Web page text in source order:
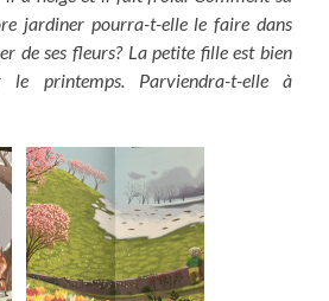
jardiner pourra-t-elle le faire dans
de ses fleurs? La petite fille est bien
le printemps. Parviendra-t-elle à